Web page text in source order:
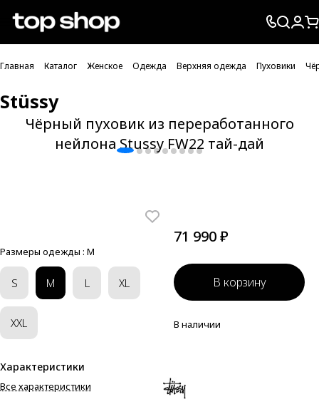
Проверка хлебных крошек
Главная Каталог Женское Одежда Верхняя одежда Пуховики
Stüssy
Чёрный пуховик из переработанного
нейлона Stussy FW22 тай-дай
Размеры одежды : M
S M L XL
XXL
Характеристики
Все характеристики
71 990 ₽
В корзину
В наличии